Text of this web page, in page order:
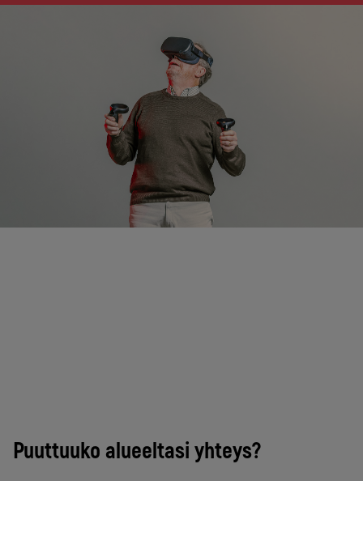
Puuttuuko alueeltasi yhteys?